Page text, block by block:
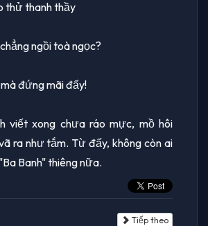
thử thanh thầy
ngồi toà ngọc?
đứng mãi đấy!
viết xong chưa ráo mực, mồ hôi
ra như tắm. Từ đấy, không còn ai
Banh" thiêng nữa.
Tiếp theo